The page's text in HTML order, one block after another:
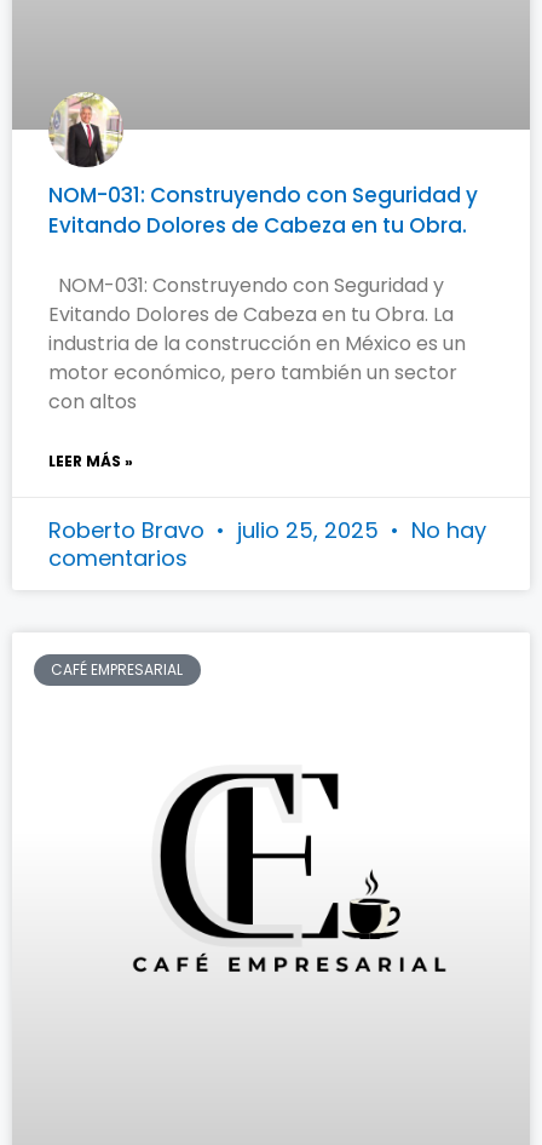
NOM-031: Construyendo con Seguridad y
Evitando Dolores de Cabeza en tu Obra.
NOM-031: Construyendo con Seguridad y
Evitando Dolores de Cabeza en tu Obra. La
industria de la construcción en México es un
motor económico, pero también un sector
con altos
LEER MÁS »
Roberto Bravo julio 25, 2025
No hay
comentarios
CAFÉ EMPRESARIAL